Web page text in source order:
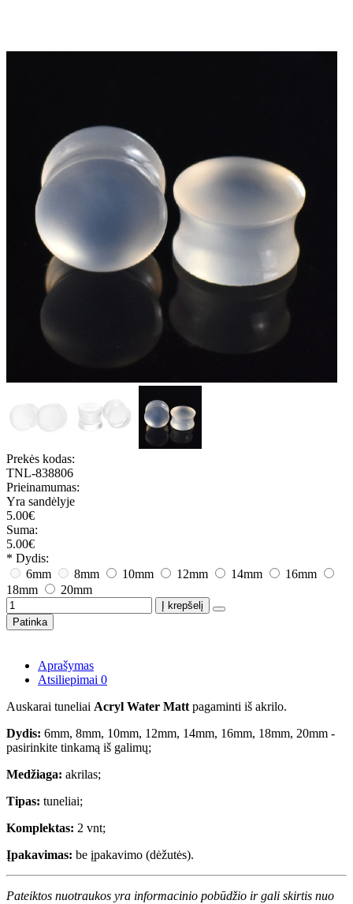
Prekės kodas:
TNL-838806
Prieinamumas:
Yra sandėlyje
5.00€
Suma:
5.00€
* Dydis:
6mm
8mm 10mm 12mm 14mm
16mm
18mm
20mm
Į krepšelį
Patinka
Aprašymas
Atsiliepimai 0
Auskarai tuneliai Acryl Water Matt pagaminti iš akrilo.
Dydis: 6mm, 8mm, 10mm, 12mm, 14mm, 16mm, 18mm, 20mm -
pasirinkite tinkamą iš galimų;
Medžiaga: akrilas;
Tipas: tuneliai;
Komplektas: 2 vnt;
Įpakavimas: be įpakavimo (dėžutės).
Pateiktos nuotraukos yra informacinio pobūdžio ir gali skirtis nuo